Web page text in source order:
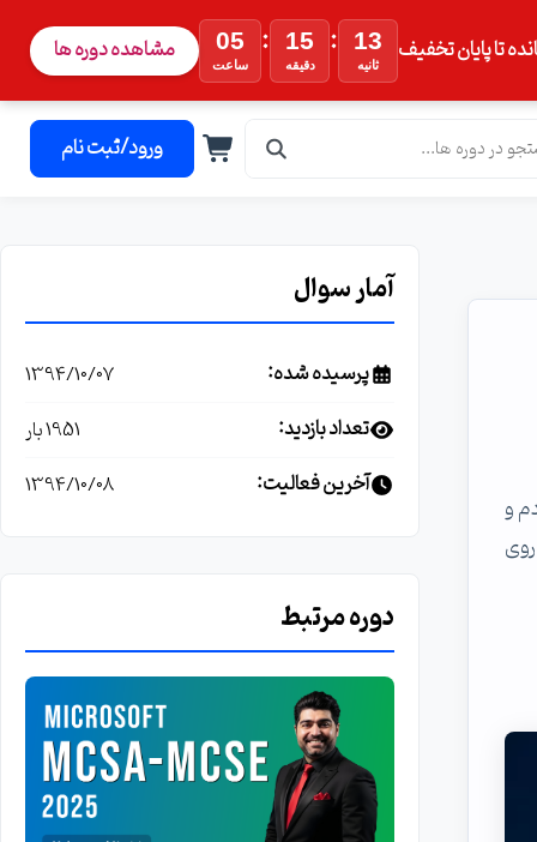
تا پایان تخفیف 05
ساعت
: 15
دقیقه
: 13
ثانیه مشاهده دوره ها
ورود/ثبت نام
وصل کردم و
کنم روی
آمار سوال
پرسیده شده: 1394/10/07
تعداد بازدید: 1951 بار
آخرین فعالیت: 1394/10/08
دوره مرتبط